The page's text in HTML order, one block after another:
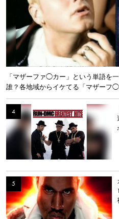
「マザーファ◯カー」という単語を
誰？各地域からイケてる「マザーフ